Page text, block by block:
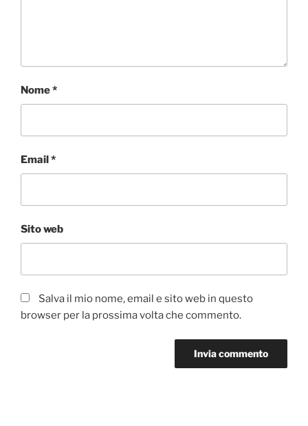
Nome*
Email *
Sito web
Salva il mio nome, email e sito web in questo
browser per la prossima volta che commento.